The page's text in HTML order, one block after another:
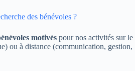
des bénévoles ?
motivés pour nos activités sur le
ou à distance (communication, gestion,